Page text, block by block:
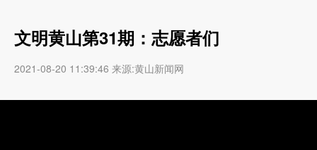
文明黄山第31期：志愿者们
2021-08-20 11:39:46 来源:黄山新闻网